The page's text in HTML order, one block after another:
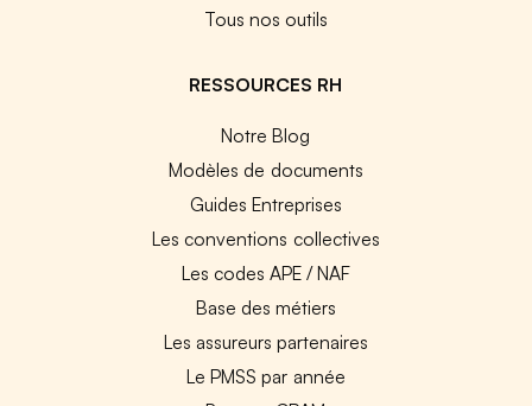
Tous nos outils
RESSOURCES RH
Notre Blog
Modèles de documents
Guides Entreprises
Les conventions collectives
Les codes APE / NAF
Base des métiers
Les assureurs partenaires
Le PMSS par année